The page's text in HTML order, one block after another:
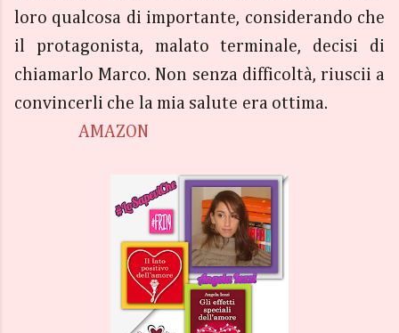
loro qualcosa di importante, considerando che
il protagonista, malato terminale, decisi di
chiamarlo Marco. Non senza difficoltà, riuscii a
convincerli che la mia salute era ottima.
AMAZON